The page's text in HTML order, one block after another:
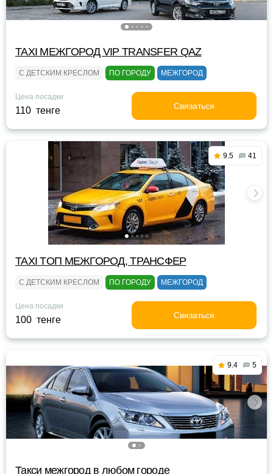
TAXI МЕЖГОРОД VIP TRANSFER QАZ
С ДЕТСКИМ КРЕСЛОМ ПО ГОРОДУ МЕЖГОРОД
Цена посадки
110 тенге Связаться
9.5 41
TAXI TOП МЕЖГОРОД, ТРАНСФЕР
С ДЕТСКИМ КРЕСЛОМ ПО ГОРОДУ МЕЖГОРОД
Цена посадки
100 тенге Связаться
9.4 5
Такси межгород в любом городе